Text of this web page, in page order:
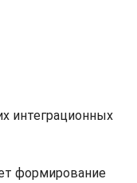
интеграционных
формирование